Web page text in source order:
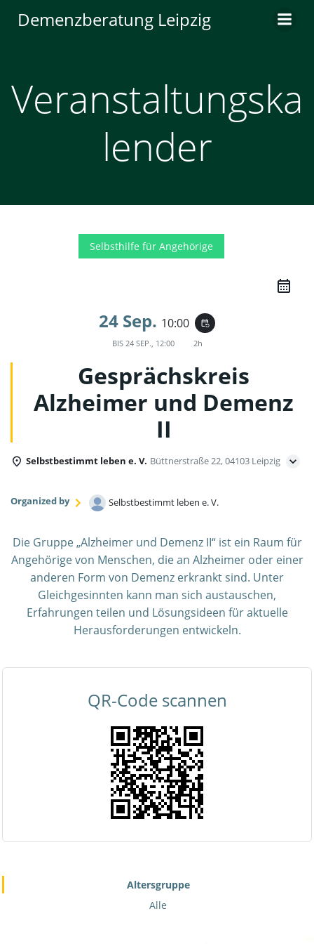
Inhalt
Demenzberatung Leipzig
Veranstaltungska
lender
Selbsthilfe für Angehörige
24 Sep. 10:00 event_repeat
BIS 24 SEP., 12:00 2h
Gesprächskreis
Alzheimer und Demenz
II
Selbstbestimmt leben e. V. Büttnerstraße 22, 04103 Leipzig
Organized by Selbstbestimmt leben e. V.
Die Gruppe „Alzheimer und Demenz II“ ist ein Raum für
Angehörige von Menschen, die an Alzheimer oder einer
anderen Form von Demenz erkrankt sind. Unter
Gleichgesinnten kann man sich austauschen,
Erfahrungen teilen und Lösungsideen für aktuelle
Herausforderungen entwickeln.
QR-Code scannen
Altersgruppe
Alle